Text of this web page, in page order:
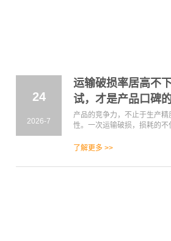
24
2026-7
运输破损率居高不
试，才是产品口碑
产品的竞争力，不止于生产
性。一次运输破损，损耗的
防护设计，用前置检测替代事
准、稳定、可靠的测试检测
了解更多 >>